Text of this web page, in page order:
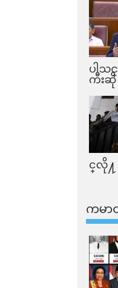
ပါသ
ကီးဆို
င္​လို႔
ကမ